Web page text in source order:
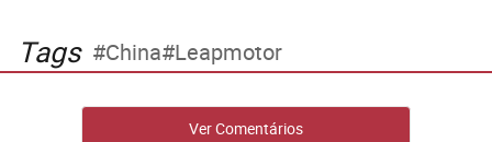
Tags China Leapmotor
Ver Comentários